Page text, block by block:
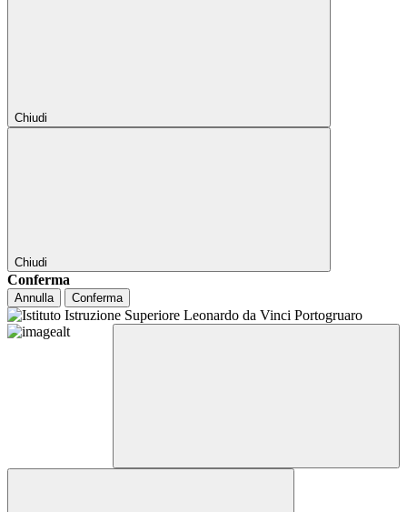
Chiudi
Chiudi
Conferma
Annulla Conferma